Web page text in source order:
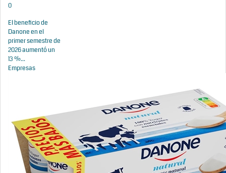
0
El beneficio de
Danone en el
primer semestre de
2026 aumentó un
13 %...
Empresas